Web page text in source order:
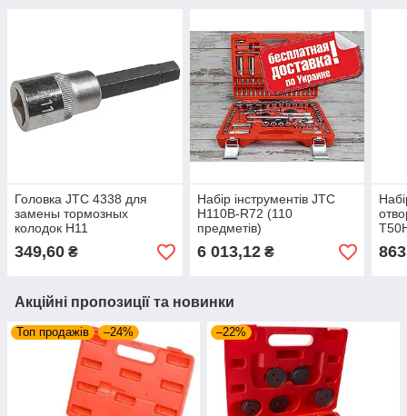
Головка JTC 4338 для
замены тормозных
колодок H11
349,60 ₴
Набір інструментів JTC
H110B-R72 (110
предметів)
6 013,12₴
Акційні пропозиції та новинки
Топ продажів –24% –22%